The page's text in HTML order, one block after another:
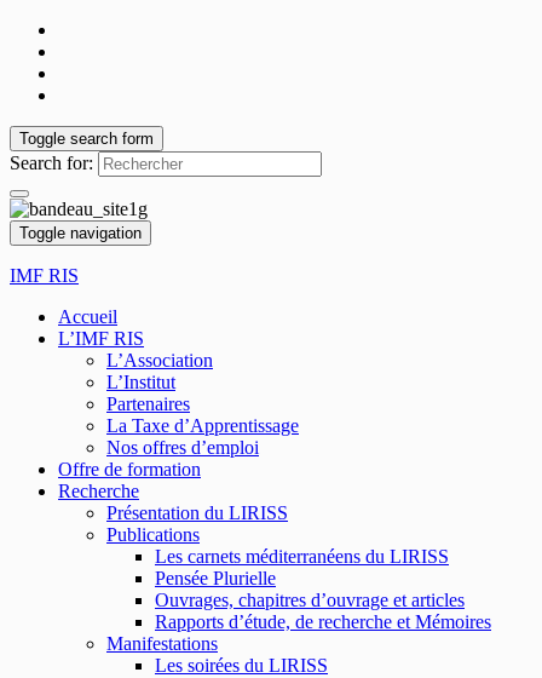
Toggle search form
Search for:
Toggle navigation
IMF RIS
Accueil
L’IMF RIS
L’Association
L’Institut
Partenaires
La Taxe d’Apprentissage
Nos offres d’emploi
Offre de formation
Recherche
Présentation du LIRISS
Publications
Les carnets méditerranéens du LIRISS
Pensée Plurielle
Ouvrages, chapitres d’ouvrage et articles
Rapports d’étude, de recherche et Mémoires
Manifestations
Les soirées du LIRISS